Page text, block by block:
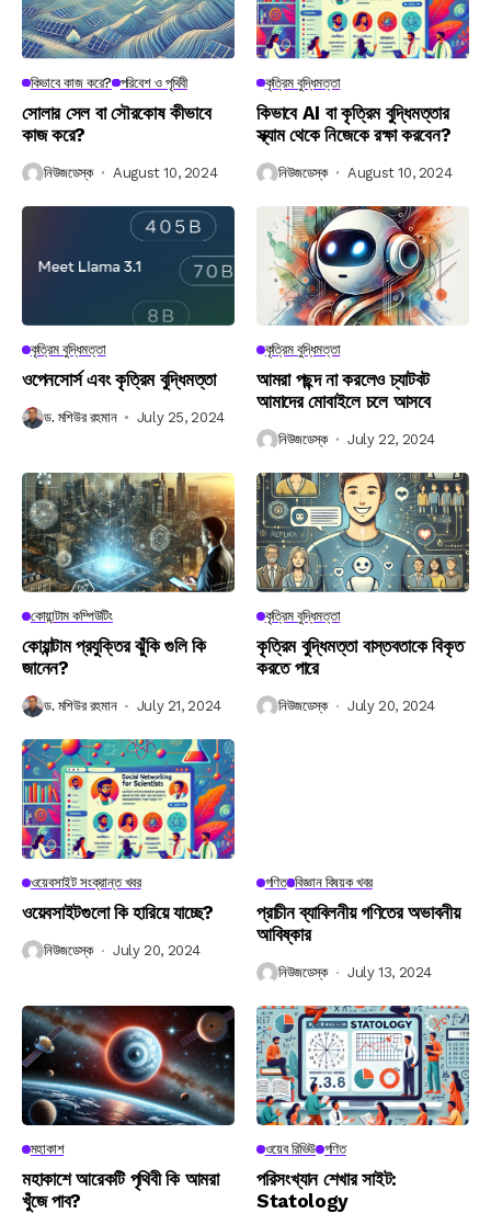
কিভাবে কাজ করে? পরিবেশ ও পৃথিবী
সোলার সেল বা সৌরকোষ কীভাবে
কাজ করে?
নিউজডেস্ক August 10, 2024
কৃত্রিম বুদ্ধিমত্তা
কিভাবে AI বা কৃত্রিম বুদ্ধিমত্তার
স্ক্যাম থেকে নিজেকে রক্ষা করবেন?
নিউজডেস্ক August 10, 2024
কৃত্রিম বুদ্ধিমত্তা
ওপেনসোর্স এবং কৃত্রিম বুদ্ধিমত্তা
ড. মশিউর রহমান July 25, 2024
কৃত্রিম বুদ্ধিমত্তা
আমরা পছন্দ না করলেও চ্যাটবট
আমাদের মোবাইলে চলে আসবে
নিউজডেস্ক July 22, 2024
কোয়ান্টাম কম্পিউটিং
কোয়ান্টাম প্রযুক্তির ঝুঁকি গুলি কি
জানেন?
ড. মশিউর রহমান July 21, 2024
কৃত্রিম বুদ্ধিমত্তা
কৃত্রিম বুদ্ধিমত্তা বাস্তবতাকে বিকৃত
করতে পারে
নিউজডেস্ক July 20, 2024
ওয়েবসাইট সংক্রান্ত খবর
ওয়েবসাইটগুলো কি হারিয়ে যাচ্ছে?
নিউজডেস্ক July 20, 2024
গণিত বিজ্ঞান বিষয়ক খবর
প্রাচীন ব্যাবিলনীয় গণিতের অভাবনীয়
আবিষ্কার
নিউজডেস্ক July 13, 2024
মহাকাশ
মহাকাশে আরেকটি পৃথিবী কি আমরা
খুঁজে পাব?
ওয়েব রিভিউ গণিত
পরিসংখ্যান শেখার সাইট:
Statology